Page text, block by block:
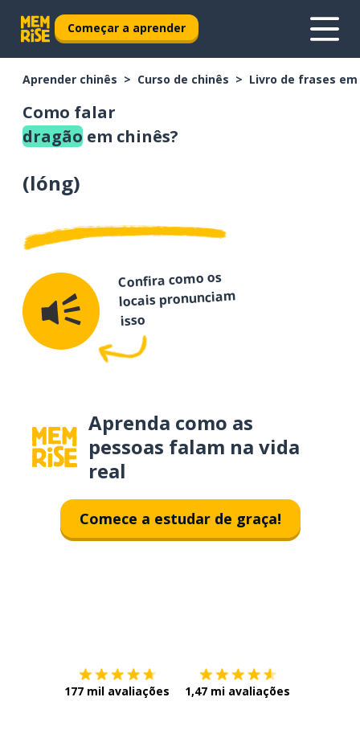
Começar a aprender
Aprender chinês Curso de chinês Livro de frases
Como falar
dragão em chinês?
(lóng)
Confira como os
locais pronunciam
isso
Aprenda como as
pessoas falam na vida
real
Comece a estudar de graça!
177 mil avaliações 1,47 mi avaliações